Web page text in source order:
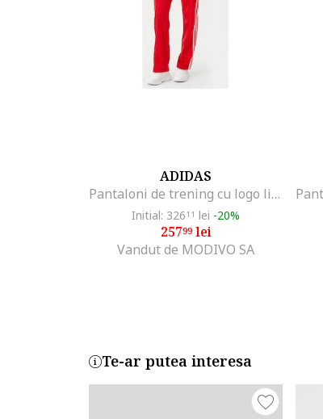
ADIDAS
Pantaloni de trening cu logo lifestyle si talie inalta
Initial: 32611 lei -20%
25799lei
Vandut de MODIVO SA
Te-ar putea interesa